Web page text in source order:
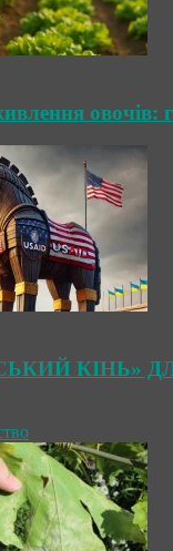
КІНЬ»